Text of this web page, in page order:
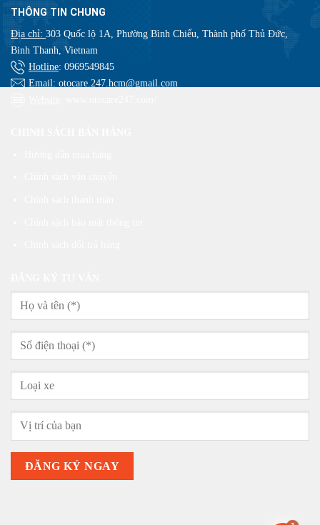
THÔNG TIN CHUNG
Địa chỉ: 303 Quốc lộ 1A, Phường Bình Chiểu, Thành phố Thủ Đức,
Binh Thanh, Vietnam
Hotline: 0969549845
Email: otocare.247.hcm@gmail.com